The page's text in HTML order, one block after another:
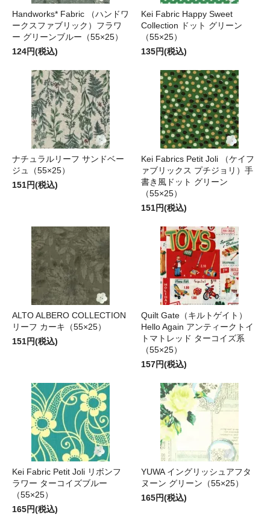
Handworks* Fabric （ハンドワ
ークスファブリック）フラワ
ー グリーンブルー（55×25）
124円(税込)
Kei Fabric Happy Sweet
Collection ドット グリーン
（55×25）
135円(税込)
ナチュラルリーフ サンドベー
ジュ（55×25）
151円(税込)
Kei Fabrics Petit Joli （ケイフ
ァブリックス プチジョリ）手
書き風ドット グリーン
（55×25）
151円(税込)
ALTO ALBERO COLLECTION
リーフ カーキ（55×25）
151円(税込)
Quilt Gate（キルトゲイト）
Hello Again アンティークトイ
トマトレッド ターコイズ系
（55×25）
157円(税込)
Kei Fabric Petit Joli リボンフ
ラワー ターコイズブルー
（55×25）
165円(税込)
YUWA イングリッシュアフタ
ヌーン グリーン（55×25）
165円(税込)